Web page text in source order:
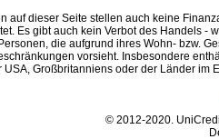
auf dieser Seite stellen auch keine
Es gibt auch kein Verbot des Handels -
die aufgrund ihres Wohn- bzw.
vorsieht. Insbesondere
USA, Großbritanniens oder der Länder im
© 2012-2020.